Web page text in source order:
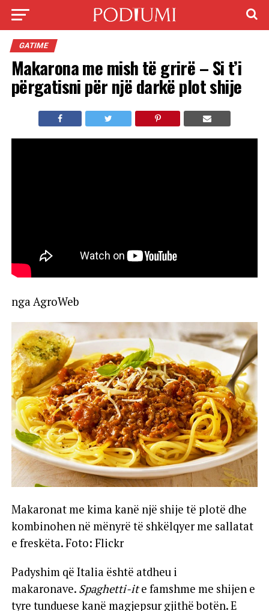
GATIME
Makarona me mish të grirë – Si t’i
përgatisni për një darkë plot shije
nga AgroWeb
Makaronat me kima kanë një shije të plotë dhe
kombinohen në mënyrë të shkëlqyer me sallatat
e freskëta. Foto: Flickr
Padyshim që Italia është atdheu i
makaronave. Spaghetti-ite famshme me shijen e
tyre tunduese kanë magjepsur gjithë botën. E